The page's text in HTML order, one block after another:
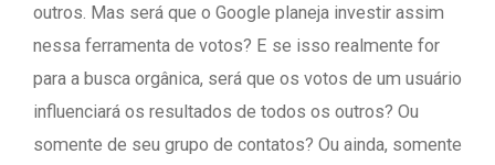
outros. Mas será que o Google planeja investir assim
nessa ferramenta de votos? E se isso realmente for
para a busca orgânica, será que os votos de um usuário
influenciará os resultados de todos os outros? Ou
somente de seu grupo de contatos? Ou ainda, somente